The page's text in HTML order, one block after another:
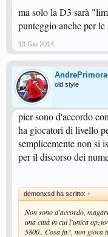
ma solo la D3 sarà
punteggio anche per le
13 Giu 2014
old style
pier sono d'accordo
ha giocatori di livello
semplicemente non si
per il discorso dei
demonxsd ha scritto: ↑
Non sono d'accordo,
una città in cui l'unica
5800.. Cosa fa?, non gioca